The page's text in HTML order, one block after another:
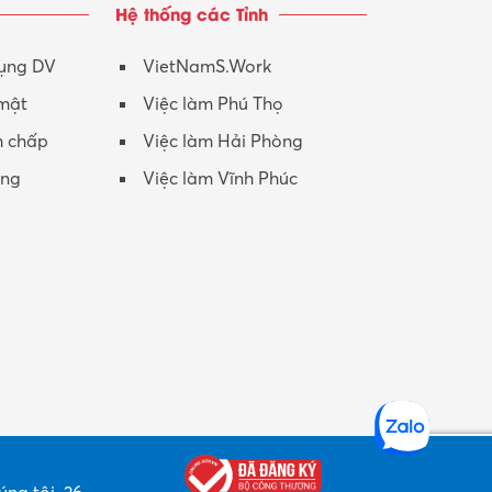
Nhân viên CSKH
Phục vụ khác
Promotion Girl (PG)
DV
chấp
Hệ thống các Tỉnh
VietNamS.Work
Việc làm Phú Thọ
Việc làm Hải Phòng
Việc làm Vĩnh Phúc